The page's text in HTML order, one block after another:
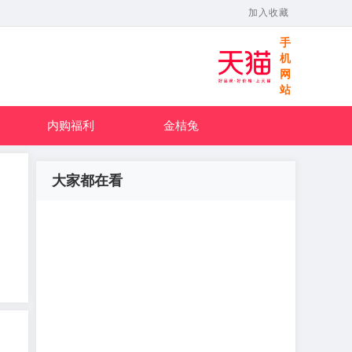
加入收藏
手
机
网
站
内购福利 金桔兔
大家都在看